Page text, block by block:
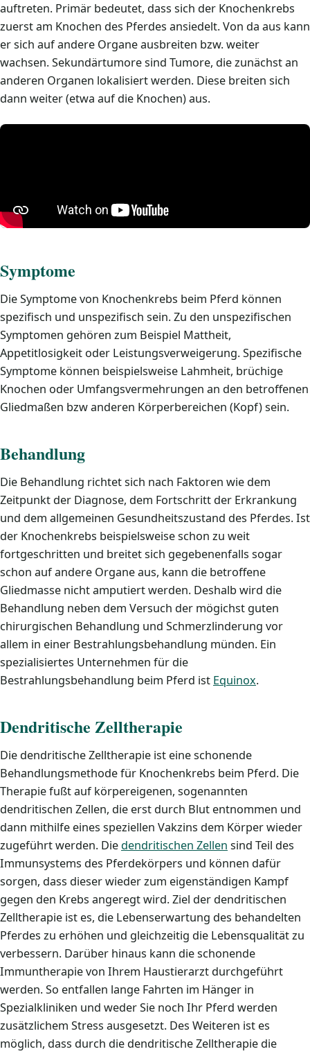
auftreten. Primär bedeutet, dass sich der Knochenkrebs
zuerst am Knochen des Pferdes ansiedelt. Von da aus kann
er sich auf andere Organe ausbreiten bzw. weiter
wachsen. Sekundärtumore sind Tumore, die zunächst an
anderen Organen lokalisiert werden. Diese breiten sich
dann weiter (etwa auf die Knochen) aus.
Symptome
Die Symptome von Knochenkrebs beim Pferd können
spezifisch und unspezifisch sein. Zu den unspezifischen
Symptomen gehören zum Beispiel Mattheit,
Appetitlosigkeit oder Leistungsverweigerung. Spezifische
Symptome können beispielsweise Lahmheit, brüchige
Knochen oder Umfangsvermehrungen an den betroffenen
Gliedmaßen bzw anderen Körperbereichen (Kopf) sein.
Behandlung
Die Behandlung richtet sich nach Faktoren wie dem
Zeitpunkt der Diagnose, dem Fortschritt der Erkrankung
und dem allgemeinen Gesundheitszustand des Pferdes. Ist
der Knochenkrebs beispielsweise schon zu weit
fortgeschritten und breitet sich gegebenenfalls sogar
schon auf andere Organe aus, kann die betroffene
Gliedmasse nicht amputiert werden. Deshalb wird die
Behandlung neben dem Versuch der mögichst guten
chirurgischen Behandlung und Schmerzlinderung vor
allem in einer Bestrahlungsbehandlung münden. Ein
spezialisiertes Unternehmen für die
Bestrahlungsbehandlung beim Pferd ist Equinox.
Dendritische Zelltherapie
Die dendritische Zelltherapie ist eine schonende
Behandlungsmethode für Knochenkrebs beim Pferd. Die
Therapie fußt auf körpereigenen, sogenannten
dendritischen Zellen, die erst durch Blut entnommen und
dann mithilfe eines speziellen Vakzins dem Körper wieder
zugeführt werden. Diedendritischen Zellen sind Teil des
Immunsystems des Pferdekörpers und können dafür
sorgen, dass dieser wieder zum eigenständigen Kampf
gegen den Krebs angeregt wird. Ziel der dendritischen
Zelltherapie ist es, die Lebenserwartung des behandelten
Pferdes zu erhöhen und gleichzeitig die Lebensqualität zu
verbessern. Darüber hinaus kann die schonende
Immuntherapie von Ihrem Haustierarzt durchgeführt
werden. So entfallen lange Fahrten im Hänger in
Spezialkliniken und weder Sie noch Ihr Pferd werden
zusätzlichem Stress ausgesetzt. Des Weiteren ist es
möglich, dass durch die dendritische Zelltherapie die